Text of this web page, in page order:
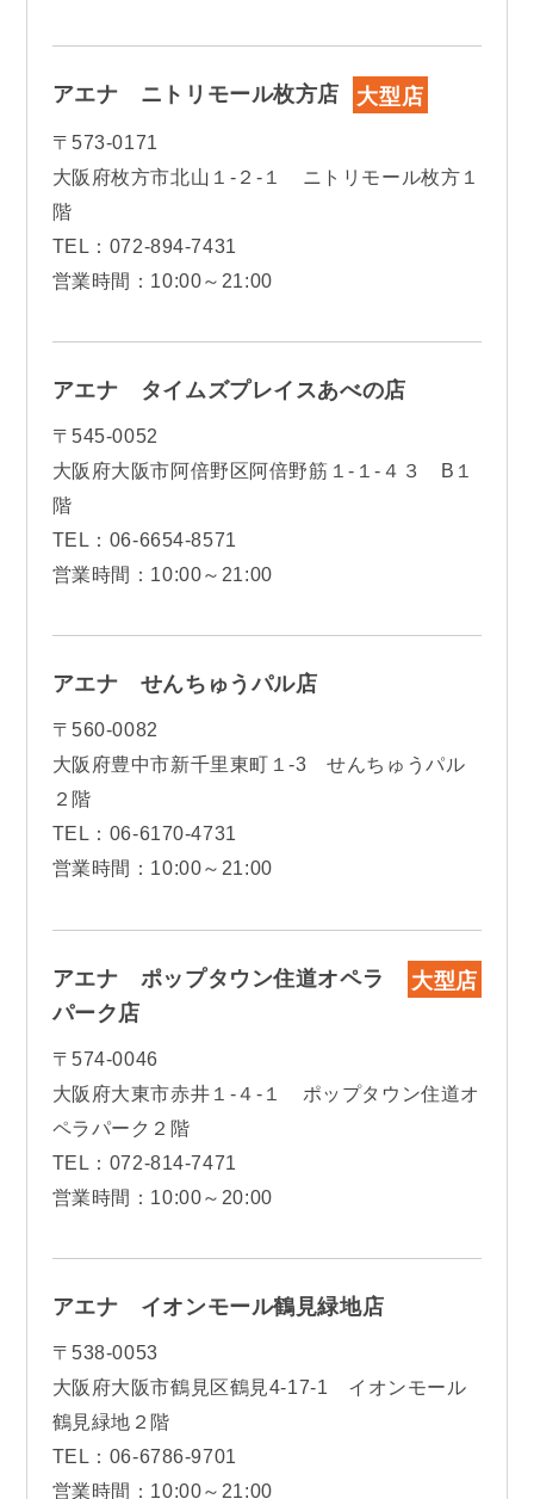
アエナ ニトリモール枚方店 大型店
〒573‐0171
大阪府枚方市北山１-２-１ ニトリモール枚方１
階
TEL：072-894-7431
営業時間：10:00～21:00
アエナ タイムズプレイスあべの店
〒545-0052
大阪府大阪市阿倍野区阿倍野筋１-１-４３ B１
階
TEL：06-6654-8571
営業時間：10:00～21:00
アエナ せんちゅうパル店
〒560-0082
大阪府豊中市新千里東町１-3 せんちゅうパル
２階
TEL：06-6170-4731
営業時間：10:00～21:00
アエナ ポップタウン住道オペラ
パーク店
大型店
〒574-0046
大阪府大東市赤井１-４-１ ポップタウン住道オ
ペラパーク２階
TEL：072-814-7471
営業時間：10:00～20:00
アエナ イオンモール鶴見緑地店
〒538-0053
大阪府大阪市鶴見区鶴見4-17-1 イオンモール
鶴見緑地２階
TEL：06-6786-9701
営業時間：10:00～21:00